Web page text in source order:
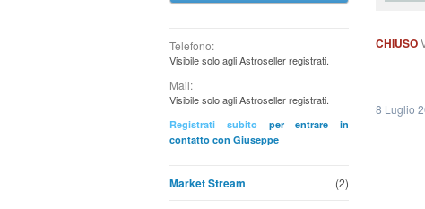
Telefono:
Visibile solo agli Astroseller registrati.
Mail:
Visibile solo agli Astroseller registrati.
Registrati subitoper entrare in
contatto con Giuseppe
(2)
Market Stream
CHIUSO
8 Luglio